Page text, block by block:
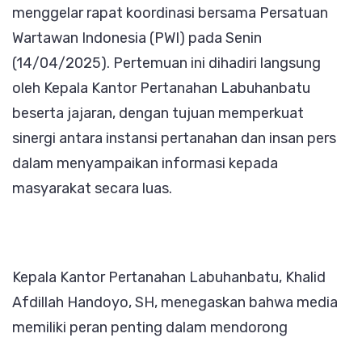
Sinergi
Publik
menggelar rapat koordinasi bersama Persatuan
Wartawan Indonesia (PWI) pada Senin
(14/04/2025). Pertemuan ini dihadiri langsung
oleh Kepala Kantor Pertanahan Labuhanbatu
beserta jajaran, dengan tujuan memperkuat
sinergi antara instansi pertanahan dan insan pers
dalam menyampaikan informasi kepada
masyarakat secara luas.
Kepala Kantor Pertanahan Labuhanbatu, Khalid
Afdillah Handoyo, SH, menegaskan bahwa media
memiliki peran penting dalam mendorong